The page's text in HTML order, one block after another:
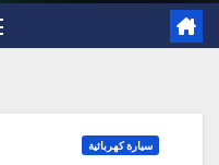
سيارة كهربائية